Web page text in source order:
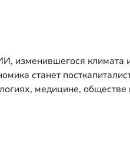
изменившегося климата
станет
медицине, обществе